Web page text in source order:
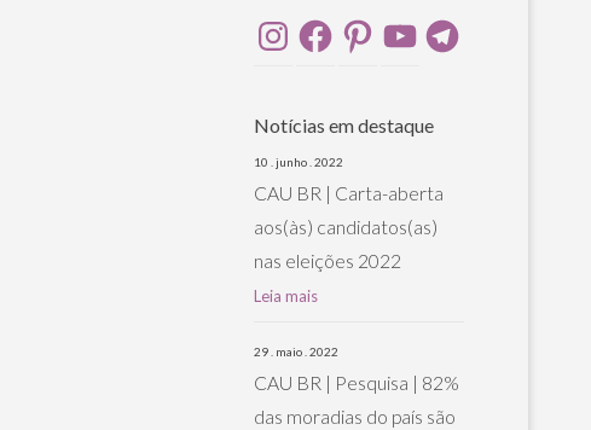
InstagramFacebookPinterestYouTubeTelegram
Notícias em destaque
10 . junho . 2022
CAU BR | Carta-aberta
aos(às) candidatos(as)
nas eleições 2022
Leia mais
29 . maio . 2022
CAU BR | Pesquisa | 82%
das moradias do país são